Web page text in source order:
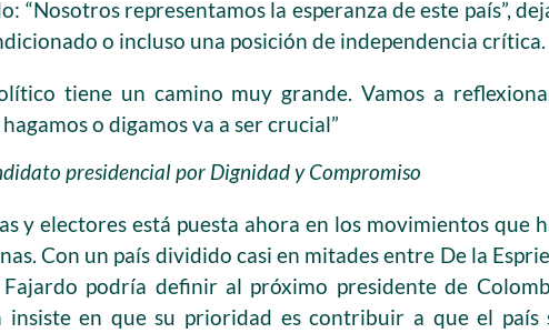
“Nosotros representamos la esperanza de este país”,
o incluso una posición de independencia crítica.
tiene un camino muy grande. Vamos a
o digamos va a ser crucial”
presidencial por Dignidad y Compromiso
y electores está puesta ahora en los movimientos que
Con un país dividido casi en mitades entre De la
podría definir al próximo presidente de
insiste en que su prioridad es contribuir a que el país